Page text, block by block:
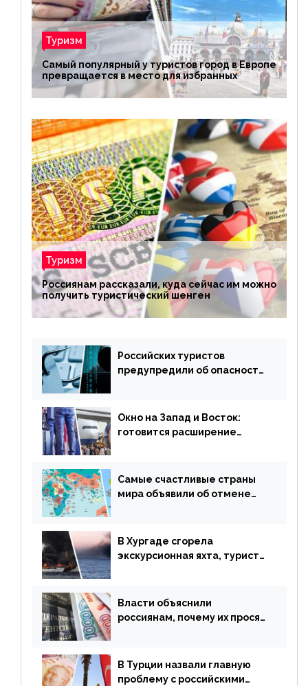
Туризм
Самый популярный у туристов город в Европе
превращается в место для избранных
Туризм
Россиянам рассказали, куда сейчас им можно
получить туристический шенген
Российских туристов
предупредили об опасности
Окно на Запад и Восток:
готовится расширение
Самые счастливые страны
мира объявили об отмене
В Хургаде сгорела
экскурсионная яхта, туристы
Власти объяснили
россиянам, почему их просят
В Турции назвали главную
проблему с российскими